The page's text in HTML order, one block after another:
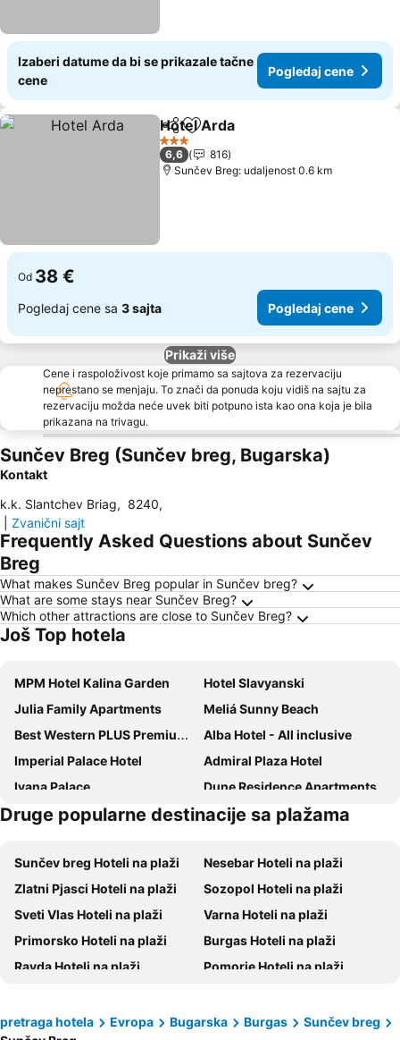
Izaberi datume da bi se prikazale tačne
cene
Pogledaj cene
Deli Dodati u favorite
Hotel Arda
3 Zvezdice
6,6
816
Sunčev Breg: udaljenost 0.6 km
Od 38 €
Pogledaj cene sa 3 sajta Pogledaj cene
Prikaži više
Cene i raspoloživost koje primamo sa sajtova za rezervaciju
neprestano se menjaju. To znači da ponuda koju vidiš na sajtu za
rezervaciju možda neće uvek biti potpuno ista kao ona koja je bila
prikazana na trivagu.
Sunčev Breg (Sunčev breg, Bugarska)
Kontakt
k.k. Slantchev Briag, 8240,
Zvanični sajt
Frequently Asked Questions about Sunčev
Breg
What makes Sunčev Breg popular in Sunčev breg?
What are some stays near Sunčev Breg?
Which other attractions are close to Sunčev Breg?
Još Top hotela
MPM Hotel Kalina Garden
Hotel Slavyanski
Julia Family Apartments
Meliá Sunny Beach
Best Western PLUS Premium Inn
Alba Hotel - All inclusive
Imperial Palace Hotel
Admiral Plaza Hotel
Ivana Palace
Dune Residence Apartments
Complex Sunrise by HMG - All Inclusive
Sun Palace
AluaSoul Sunny Beach
Sunny Day Club Hotel
MPM Hotel Condor - All Inclusive Light
Hotel L&B
Hotel Azurro - All Inclusive
Avenue Deluxe Hotel
Regatta Palace Hotel
Hotel Fenix
Aquamarine Hotel - All Inclusive
Boulevard Boutique Hotel
OLYMP Apart-Complex
Hotel Pomorie Sun
Druge popularne destinacije sa plažama
Sunčev breg Hoteli na plaži
Nesebar Hoteli na plaži
Zlatni Pjasci Hoteli na plaži
Sozopol Hoteli na plaži
Sveti Vlas Hoteli na plaži
Varna Hoteli na plaži
Primorsko Hoteli na plaži
Burgas Hoteli na plaži
Ravda Hoteli na plaži
Pomorie Hoteli na plaži
Sveti Konstantin Hoteli na plaži
Lozenets Hoteli na plaži
pretraga hotela Evropa Bugarska Burgas
Sunčev breg